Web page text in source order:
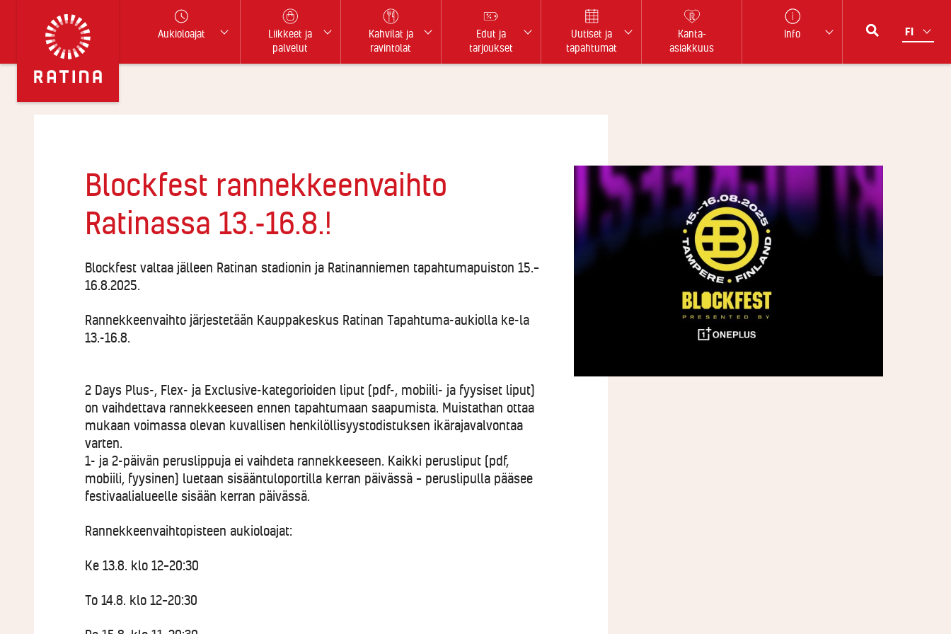
Aukioloajat
Liikkeet ja
palvelut
Kahvilat ja
ravintolat
Edut ja
tarjoukset
Uutiset ja
tapahtumat
Kanta-
asiakkuus
Info
Blockfest rannekkeenvaihto
Ratinassa 13.-16.8.!
Blockfest valtaa jälleen Ratinan stadionin ja Ratinanniemen tapahtumapuiston 15.–
16.8.2025.
Rannekkeenvaihto järjestetään Kauppakeskus Ratinan Tapahtuma-aukiolla ke-la
13.-16.8.
2 Days Plus-, Flex- ja Exclusive-kategorioiden liput (pdf-, mobiili- ja fyysiset liput)
on vaihdettava rannekkeeseen ennen tapahtumaan saapumista. Muistathan ottaa
mukaan voimassa olevan kuvallisen henkilöllisyystodistuksen ikärajavalvontaa
varten.
1- ja 2-päivän peruslippuja ei vaihdeta rannekkeeseen. Kaikki perusliput (pdf,
mobiili, fyysinen) luetaan sisääntuloportilla kerran päivässä – peruslipulla pääsee
festivaalialueelle sisään kerran päivässä.
Rannekkeenvaihtopisteen aukioloajat:
Ke 13.8. klo 12–20:30
To 14.8. klo 12–20:30